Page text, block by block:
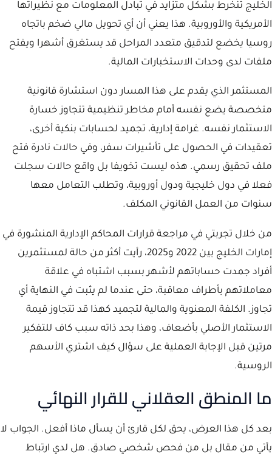
الخليج تنخرط بشكل متزايد في تبادل المعلومات مع نظيراتها
الأمريكية والأوروبية. هذا يعني أن أي تحويل مالي ضخم باتجاه
روسيا يخضع لتدقيق متعدد المراحل قد يستغرق أشهرا ويفتح
ملفات لدى وحدات الاستخبارات المالية.
المستثمر الذي يقدم على هذا المسار دون استشارة قانونية
متخصصة يضع نفسه أمام مخاطر تنظيمية تتجاوز خسارة
الاستثمار نفسه. غرامة إدارية، تجميد لحسابات بنكية أخرى،
تعقيدات في الحصول على تأشيرات سفر، وفي حالات نادرة فتح
ملف تحقيق رسمي. هذه ليست تخويفا بل واقع حالات سجلت
فعلا في دول خليجية ودول أوروبية، وتطلب التعامل معها
سنوات من العمل القانوني المكلف.
من خلال تجربتي في مراجعة قرارات المحاكم الإدارية المنشورة في
إمارات الخليج بين 2022 و2025، رأيت أكثر من حالة لمستثمرين
أفراد جمدت حساباتهم لأشهر بسبب اشتباه في علاقة
معاملاتهم بأطراف معاقبة، حتى عندما لم يثبت في النهاية أي
تجاوز. الكلفة المعنوية والمالية لتجميد كهذا قد تتجاوز قيمة
الاستثمار الأصلي بأضعاف، وهذا بحد ذاته سبب كاف للتفكير
مرتين قبل الإجابة العملية على سؤال كيف اشتري الأسهم
الروسية.
ما المنطق العقلاني للقرار النهائي
بعد كل هذا العرض، يحق لكل قارئ أن يسأل ماذا أفعل. الجواب لا
يأتي من مقال بل من فحص شخصي صادق. هل لدي ارتباط